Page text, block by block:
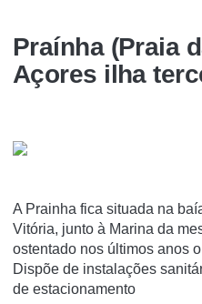
Praínha (Praia
Açores ilha
A Prainha fica situada na
Vitória, junto à Marina da
ostentado nos últimos anos
Dispõe de instalações
de estacionamento